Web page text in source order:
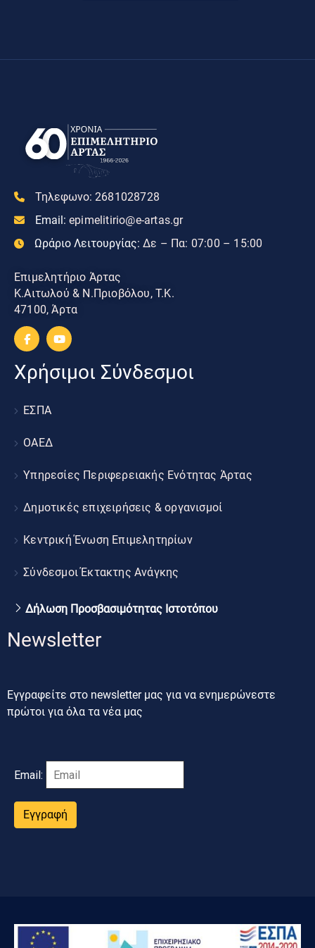
Τηλεφωνο: 2681028728
Email: epimelitirio@e-artas.gr
Ωράριο Λειτουργίας: Δε – Πα: 07:00 – 15:00
Επιμελητήριο Άρτας
Κ.Αιτωλού & Ν.Πριοβόλου, Τ.Κ.
47100, Άρτα
Χρήσιμοι Σύνδεσμοι
ΕΣΠΑ
ΟΑΕΔ
Υπηρεσίες Περιφερειακής Ενότητας Άρτας
Δημοτικές επιχειρήσεις & οργανισμοί
Κεντρική Ένωση Επιμελητηρίων
Σύνδεσμοι Έκτακτης Ανάγκης
Δήλωση Προσβασιμότητας Ιστοτόπου
Newsletter
Εγγραφείτε στο newsletter μας για να ενημερώνεστε
πρώτοι για όλα τα νέα μας
Email:
Εγγραφή